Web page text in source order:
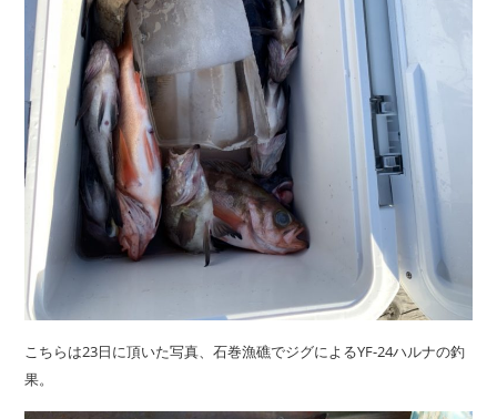
こちらは23日に頂いた写真、石巻漁礁でジグによるYF-24ハルナの釣
果。